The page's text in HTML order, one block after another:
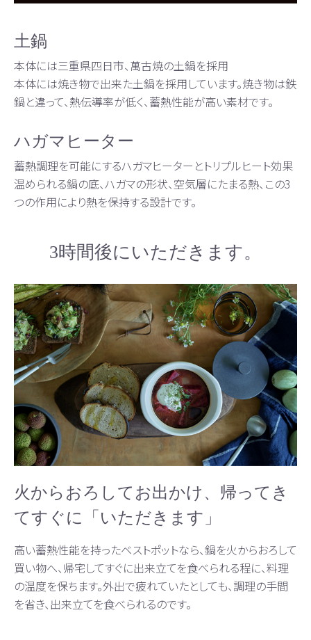
土鍋
本体には三重県四日市、萬古焼の土鍋を採用
本体には焼き物で出来た土鍋を採用しています。焼き物は鉄
鍋と違って、熱伝導率が低く、蓄熱性能が高い素材です。
ハガマヒーター
蓄熱調理を可能にするハガマヒーターとトリプルヒート効果
温められる鍋の底、ハガマの形状、空気層にたまる熱、この3
つの作用により熱を保持する設計です。
3時間後にいただきます。
火からおろしてお出かけ、帰ってき
てすぐに「いただきます」
高い蓄熱性能を持ったベストポットなら、鍋を火からおろして
買い物へ、帰宅してすぐに出来立てを食べられる程に、料理
の温度を保ちます。外出で疲れていたとしても、調理の手間
を省き、出来立てを食べられるのです。